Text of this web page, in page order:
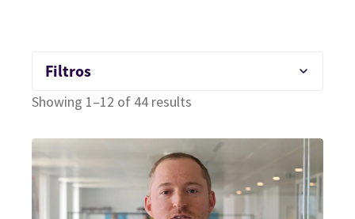
Filtros
Showing 1–12 of 44 results